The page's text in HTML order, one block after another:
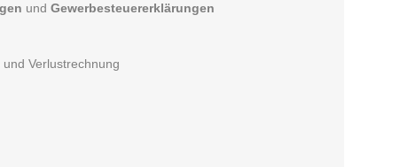
und Gewerbesteuererklärungen
Verlustrechnung